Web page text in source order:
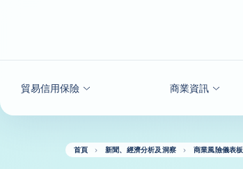
貿易信用保險 商業資訊
首頁 新聞、經濟分析及洞察 商業風險儀表板